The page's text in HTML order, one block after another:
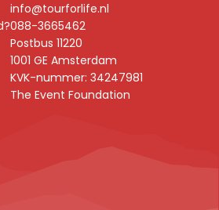
info@tourforlife.nl
088-3665462
Postbus 11220
1001 GE Amsterdam
KVK-nummer: 34247981
The Event Foundation